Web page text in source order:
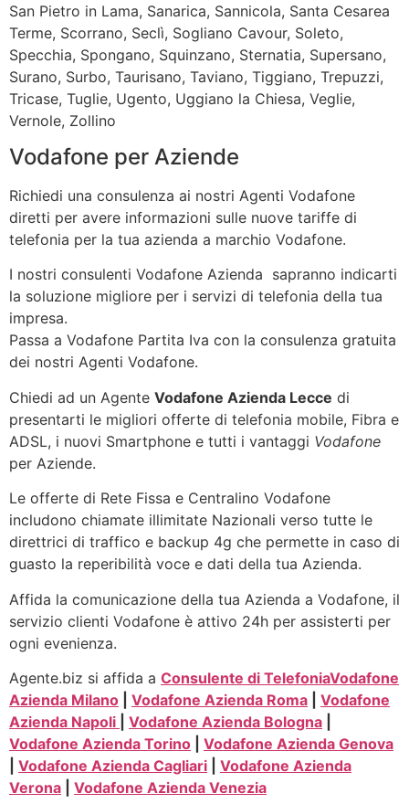
San Pietro in Lama, Sanarica, Sannicola, Santa Cesarea
Terme, Scorrano, Seclì, Sogliano Cavour, Soleto,
Specchia, Spongano, Squinzano, Sternatia, Supersano,
Surano, Surbo, Taurisano, Taviano, Tiggiano, Trepuzzi,
Tricase, Tuglie, Ugento, Uggiano la Chiesa, Veglie,
Vernole, Zollino
Vodafone per Aziende
Richiedi una consulenza ai nostri Agenti Vodafone
diretti per avere informazioni sulle nuove tariffe di
telefonia per la tua azienda a marchio Vodafone.
I nostri consulenti Vodafone Azienda sapranno indicarti
la soluzione migliore per i servizi di telefonia della tua
impresa.
Passa a Vodafone Partita Iva con la consulenza gratuita
dei nostri Agenti Vodafone.
Chiedi ad un Agente Vodafone Azienda Lecce di
presentarti le migliori offerte di telefonia mobile, Fibra e
ADSL, i nuovi Smartphone e tutti i vantaggi Vodafone
per Aziende.
Le offerte di Rete Fissa e Centralino Vodafone
includono chiamate illimitate Nazionali verso tutte le
direttrici di traffico e backup 4g che permette in caso di
guasto la reperibilità voce e dati della tua Azienda.
Affida la comunicazione della tua Azienda a Vodafone, il
servizio clienti Vodafone è attivo 24h per assisterti per
ogni evenienza.
Agente.biz si affida a Consulente di TelefoniaVodafone
Azienda Milano
Vodafone Azienda Roma
Vodafone
Azienda Napoli
Vodafone Azienda Bologna
Vodafone Azienda Torino
Vodafone Azienda Genova
Vodafone Azienda Cagliari
Vodafone Azienda
Verona
Vodafone Azienda Venezia